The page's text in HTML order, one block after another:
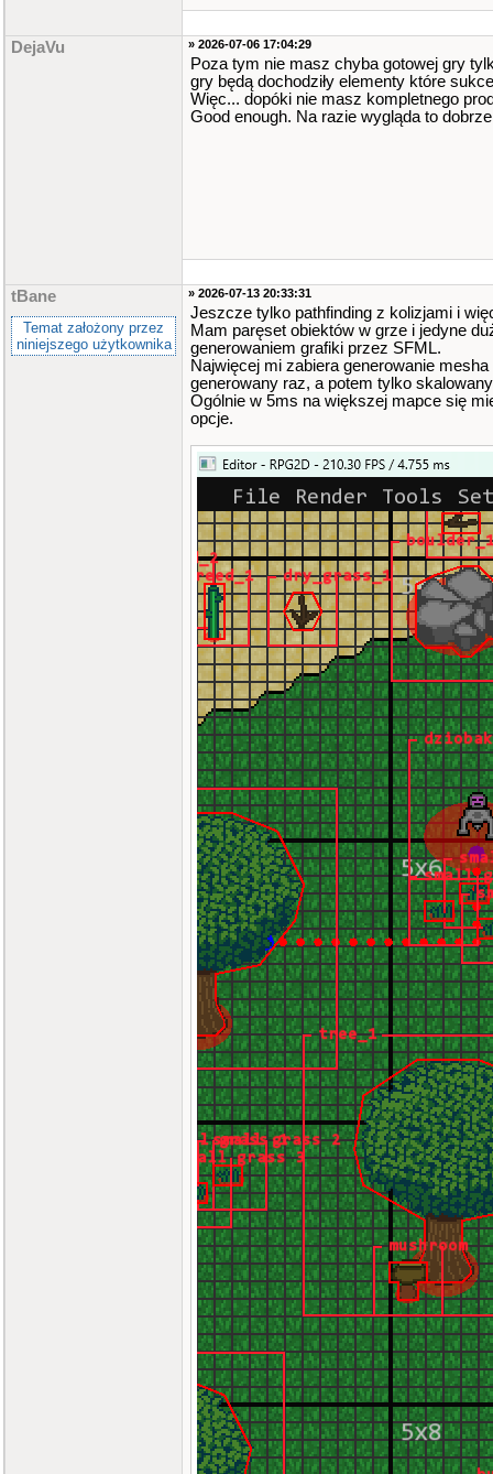
DejaVu » 2026-07-06 17:04:29
Poza tym nie masz chyba gotowej gry
gry będą dochodziły elementy które
Więc... dopóki nie masz kompletnego
Good enough. Na razie wygląda to
tBane
Temat założony przez
niniejszego użytkownika
» 2026-07-13 20:33:31
Jeszcze tylko pathfinding z kolizjami i
Mam paręset obiektów w grze i jedyne
generowaniem grafiki przez SFML.
Najwięcej mi zabiera generowanie
generowany raz, a potem tylko
Ogólnie w 5ms na większej mapce się
opcje.